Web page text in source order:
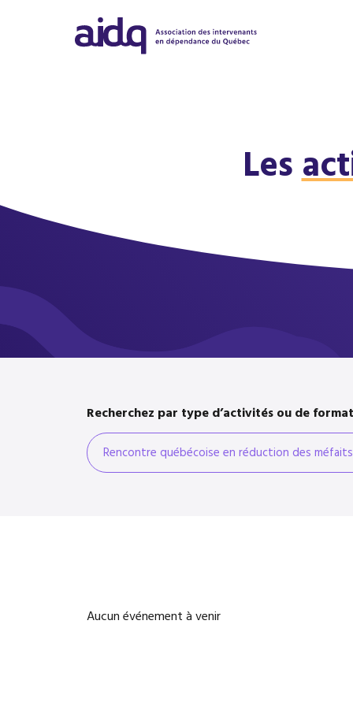
Les
Recherchez par type d’activités ou de
Aucun événement à venir